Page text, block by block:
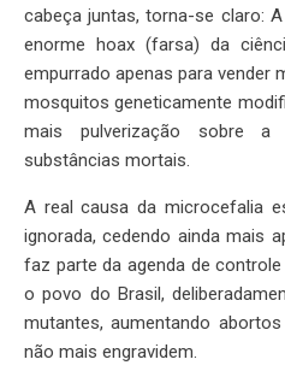
cabeça juntas, torna-se claro:
enorme hoax (farsa) da
empurrado apenas para vender
mosquitos geneticamente
mais pulverização sobre a
substâncias mortais.
A real causa da microcefalia
ignorada, cedendo ainda mais
faz parte da agenda de
o povo do Brasil,
mutantes, aumentando
não mais engravidem.